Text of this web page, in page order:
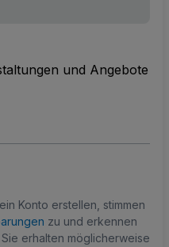
und Angebote
Konto erstellen, stimmen
zu und erkennen
Sie erhalten möglicherweise